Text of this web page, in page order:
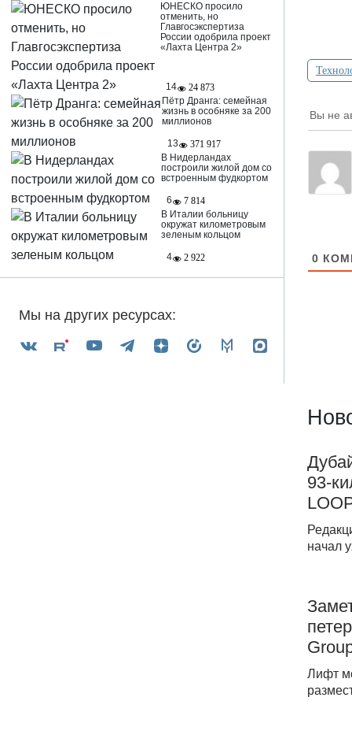
ЮНЕСКО просило
отменить, но
Главгосэкспертиза
России одобрила проект
«Лахта Центра 2»
14
24 873
Пётр Дранга: семейная
жизнь в особняке за 200
миллионов
13
371 917
В Нидерландах
построили жилой дом со
встроенным фудкортом
6
7 814
В Италии больницу
окружат километровым
зеленым кольцом
4
2 922
Мы на других ресурсах:
Вы не
0
93-
начал
Лифт